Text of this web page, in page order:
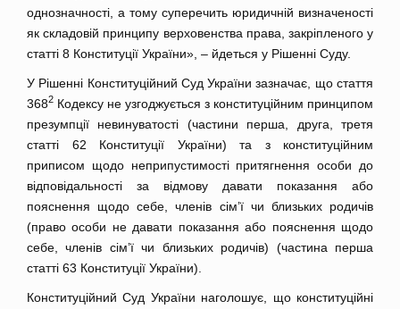
однозначності, а тому суперечить юридичній визначеності
як складовій принципу верховенства права, закріпленого у
статті 8 Конституції України», – йдеться у Рішенні Суду.
У Рішенні Конституційний Суд України зазначає, що стаття
3682 Кодексу не узгоджується з конституційним принципом
презумпції невинуватості (частини перша, друга, третя
статті 62 Конституції України) та з конституційним
приписом щодо неприпустимості притягнення особи до
відповідальності за відмову давати показання або
пояснення щодо себе, членів сім’ї чи близьких родичів
(право особи не давати показання або пояснення щодо
себе, членів сім’ї чи близьких родичів) (частина перша
статті 63 Конституції України).
Конституційний Суд України наголошує, що конституційні